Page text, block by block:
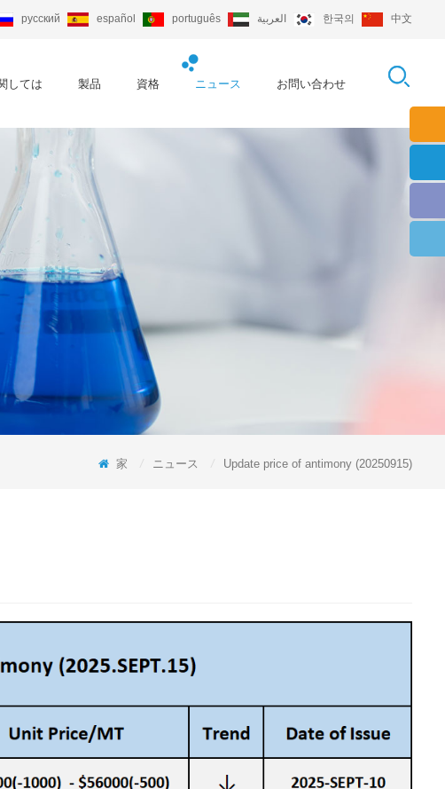
русский español português العربية 한국의 中文
しては 製品 資格 ニュース お問い合わせ
家 ニュース Update price of antimony (20250915)